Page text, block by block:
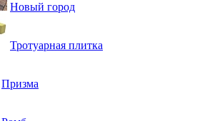
Новый город
Тротуарная плитка
Призма